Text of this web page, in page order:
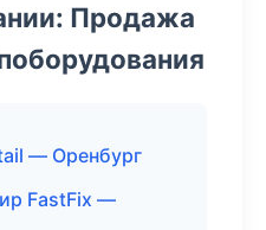
Продажа
— Оренбург
FastFix —